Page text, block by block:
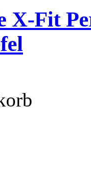
X-Fit